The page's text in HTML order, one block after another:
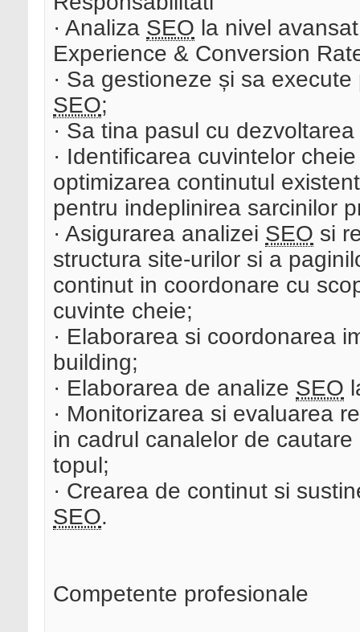
· Analiza SEO la nivel
Experience & Conversion
· Sa gestioneze și sa
SEO;
· Sa tina pasul cu
· Identificarea cuvintelor
optimizarea continutul
pentru indeplinirea sarcinilor
· Asigurarea analizei SEO si
structura site-urilor si a
continut in coordonare cu
cuvinte cheie;
· Elaborarea si coordonarea
building;
· Elaborarea de analize SEO
· Monitorizarea si evaluarea
in cadrul canalelor de
topul;
· Crearea de continut si
SEO.
Competente profesionale